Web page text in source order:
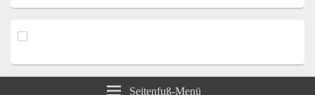
Seitenfuß-Menü